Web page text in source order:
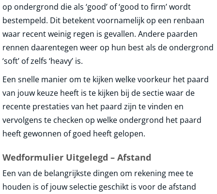
op ondergrond die als ‘good’ of ‘good to firm’ wordt
bestempeld. Dit betekent voornamelijk op een renbaan
waar recent weinig regen is gevallen. Andere paarden
rennen daarentegen weer op hun best als de ondergrond
‘soft’ of zelfs ‘heavy’ is.
Een snelle manier om te kijken welke voorkeur het paard
van jouw keuze heeft is te kijken bij de sectie waar de
recente prestaties van het paard zijn te vinden en
vervolgens te checken op welke ondergrond het paard
heeft gewonnen of goed heeft gelopen.
Wedformulier Uitgelegd – Afstand
Een van de belangrijkste dingen om rekening mee te
houden is of jouw selectie geschikt is voor de afstand